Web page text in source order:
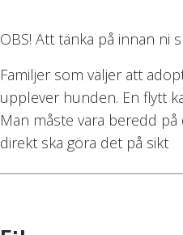
OBS! Att tänka på innan ni
Familjer som väljer att
upplever hunden. En flytt
Man måste vara beredd
direkt ska göra det på sikt